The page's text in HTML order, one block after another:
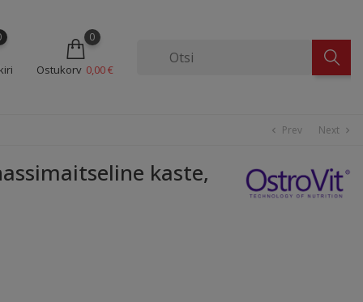
0
Ostukorv 0,00 €
chevron_left Prev Next chevron_right
kaste,